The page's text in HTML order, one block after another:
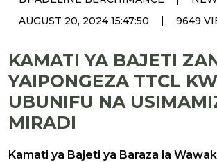
AUGUST 20, 2024 15:47:50 | 9649
KAMATI YA BAJETI
YAIPONGEZA TTCL
UBUNIFU NA
MIRADI
Kamati ya Bajeti ya Baraza la